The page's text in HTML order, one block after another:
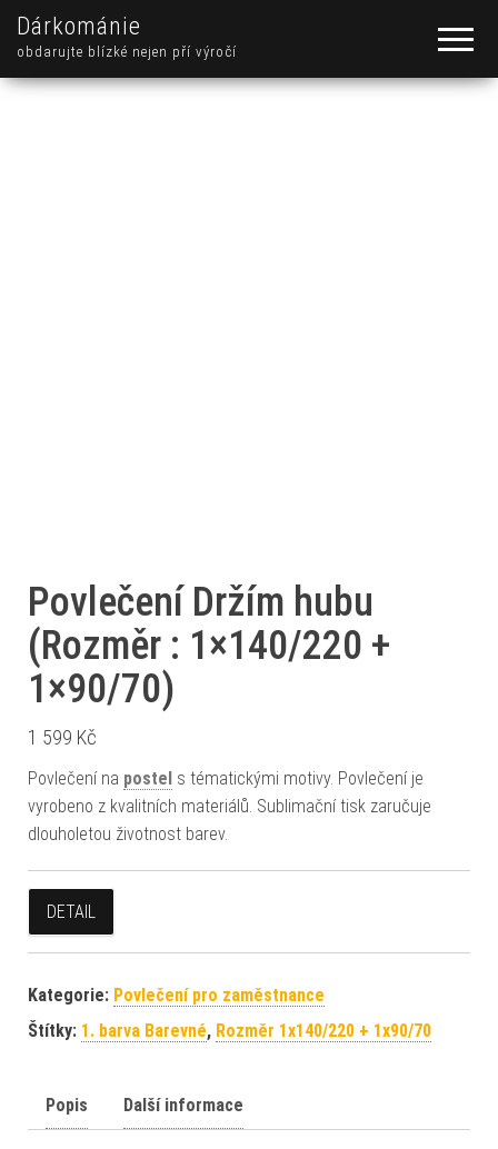
Dárkománie
obdarujte blízké nejen pří výročí
Povlečení Držím hubu
(Rozměr : 1×140/220 +
1×90/70)
1 599 Kč
Povlečení na postel s tématickými motivy. Povlečení je
vyrobeno z kvalitních materiálů. Sublimační tisk zaručuje
dlouholetou životnost barev.
DETAIL
Kategorie: Povlečení pro zaměstnance
Štítky: 1. barva Barevné, Rozměr 1x140/220 + 1x90/70
Popis Další informace